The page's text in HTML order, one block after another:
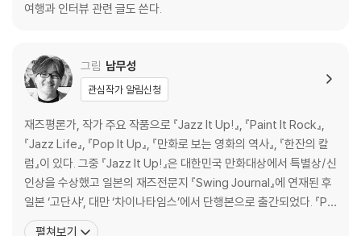
10. 새로운 영화 사단
세상의 왕과 위대한 영화 작가들
여행과 인터뷰 관련 글도 쓴다.
그림 남무성
관심작가 알림신청
재즈평론가, 작가 주요 작품으로 『Jazz It Up!』, 『Paint It Rock』,
『Jazz Life』, 『Pop It Up』, 『만화로 보는 영화의 역사』, 『한잔의 칼
럼』이 있다. 그중 『Jazz It Up!』은 대한민국 만화대상에서 특별상/신
인상을 수상했고 일본의 재즈전문지 『Swing Journal』에 연재된 후
일본 ‘고단샤’, 대만 ‘차이나타임스’에서 단행본으로 출간되었다. 『Pai
nt It Rock』은 종합베스트셀러에 올랐으며, 일본의 음악전문 유통사
펼쳐보기